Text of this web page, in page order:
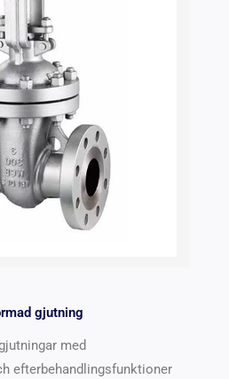
gjutning
med
efterbehandlingsfunktioner